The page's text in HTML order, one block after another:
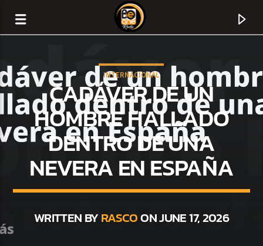
CURRENT TRACK
INTERNACIONAL
CADÁVER DE UN
HOMBRE HALLADO
DENTRO DE UNA
NEVERA EN ESPAÑA
WRITTEN BYRASCOON JUNE 17, 2026